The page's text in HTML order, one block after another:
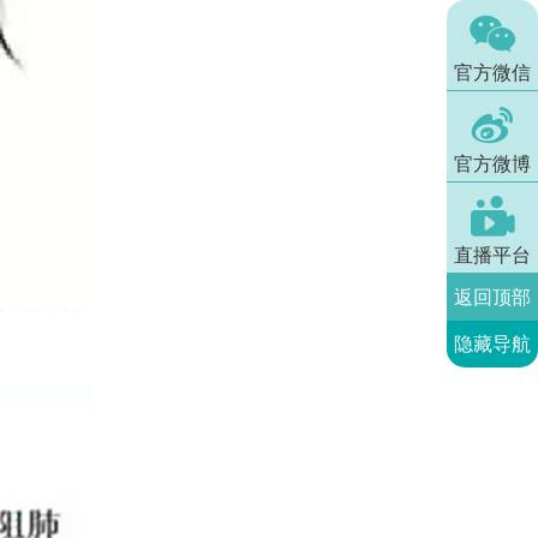

官方微信

官方微博

直播平台
返回顶部
隐藏导航